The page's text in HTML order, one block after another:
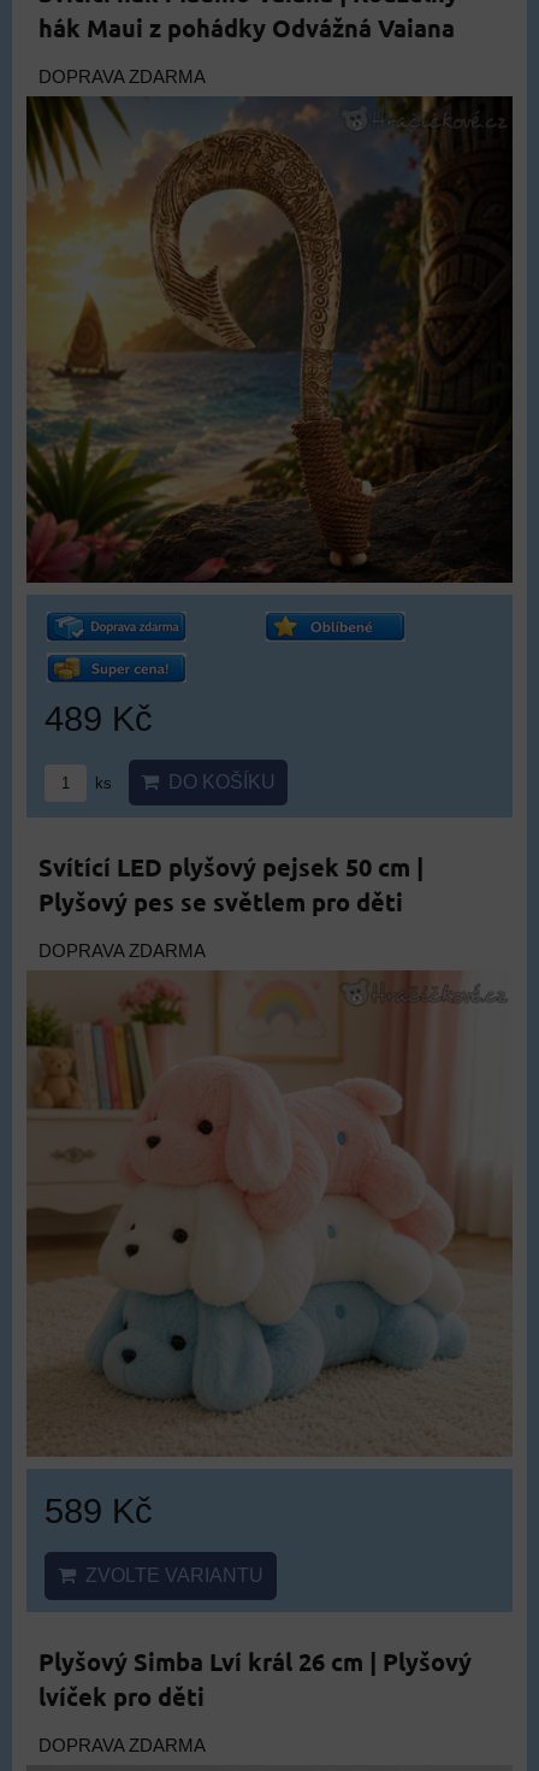
hák Maui z pohádky Odvážná Vaiana
DOPRAVA ZDARMA
489 Kč
ks DO KOŠÍKU
Svítící LED plyšový pejsek 50 cm |
Plyšový pes se světlem pro děti
DOPRAVA ZDARMA
589 Kč
ZVOLTE VARIANTU
Plyšový Simba Lví král 26 cm | Plyšový
lvíček pro děti
DOPRAVA ZDARMA